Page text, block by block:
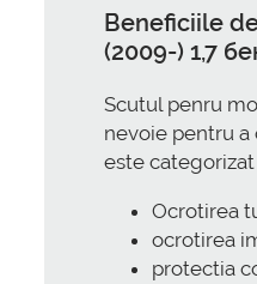
Beneficiile
(2009-) 1,7
Scutul penru
nevoie pentru a
este
Ocrotirea
ocrotirea
protectia